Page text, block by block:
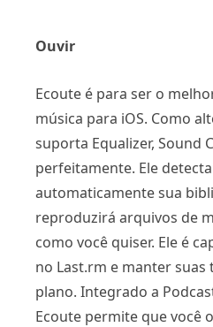
Ouvir
Ecoute é para ser o
música para iOS. Como
suporta Equalizer, Sound
perfeitamente. Ele
automaticamente sua
reproduzirá arquivos de
como você quiser. Ele é
no Last.rm e manter
plano. Integrado a
Ecoute permite que você